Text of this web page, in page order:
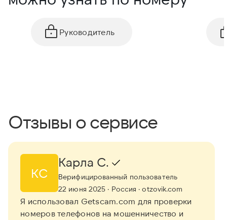
Руководитель
Отзывы о сервисе
КС
Карла С.
Верифицированный пользователь
22 июня 2025 · Россия · otzovik.com
Я использовал Getscam.com для проверки
номеров телефонов на мошенничество и